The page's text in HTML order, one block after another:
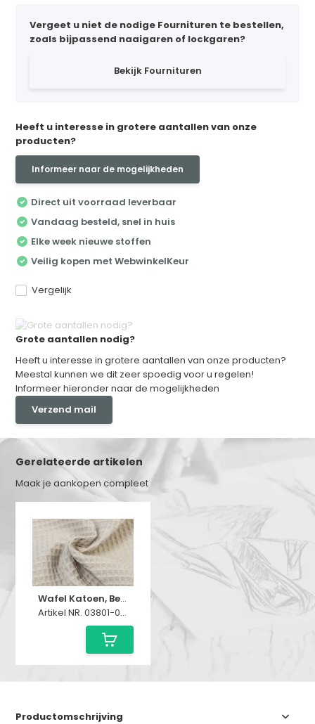
Vergeet u niet de nodige Fournituren te bestellen,
zoals bijpassend naaigaren of lockgaren?
Bekijk Fournituren
Heeft u interesse in grotere aantallen van onze
producten?
Informeer naar de mogelijkheden
Direct uit voorraad leverbaar
Vandaag besteld, snel in huis
Elke week nieuwe stoffen
Veilig kopen met WebwinkelKeur
Vergelijk
Grote aantallen nodig?
Heeft u interesse in grotere aantallen van onze producten?
Meestal kunnen we dit zeer spoedig voor u regelen!
Informeer hieronder naar de mogelijkheden
Verzend mail
Gerelateerde artikelen
Maak je aankopen compleet
Wafel Katoen, Beige
Artikel NR. 03801-06227008
Productomschrijving